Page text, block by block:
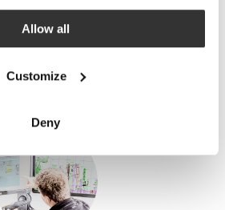
this to adapt its website and
preferences. JD Engineers B.V.
advertisements based on your
Allow all
Customize
Deny